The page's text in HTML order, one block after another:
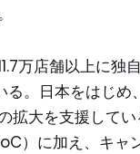
万店舗以上に
。日本をはじめ
拡大を支援して
）に加え、キャ